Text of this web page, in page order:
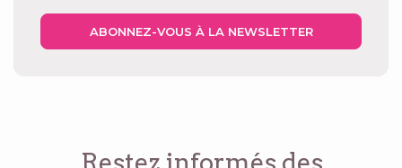
ABONNEZ-VOUS À LA NEWSLETTER